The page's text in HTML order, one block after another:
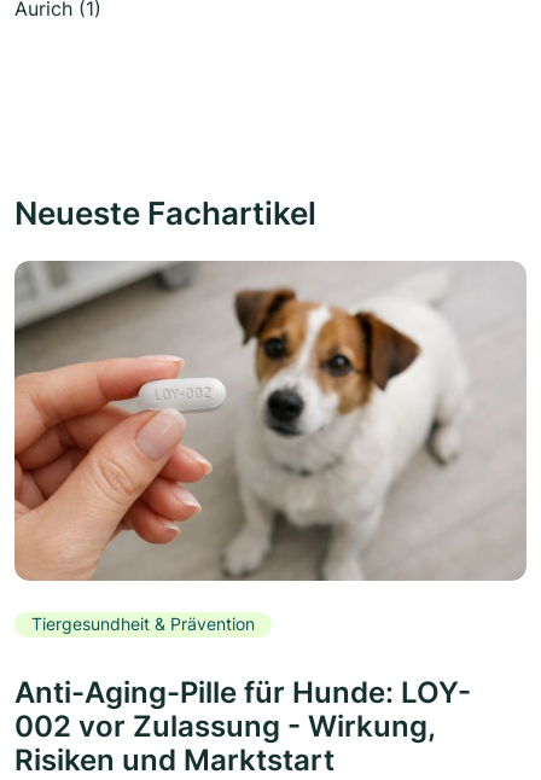
Aurich (1)
Neueste Fachartikel
Tiergesundheit & Prävention
Anti-Aging-Pille für Hunde: LOY-
002 vor Zulassung - Wirkung,
Risiken und Marktstart